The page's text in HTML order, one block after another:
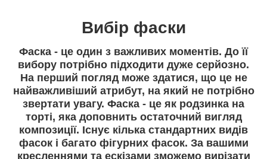
Вибір фаски
Фаска - це один з важливих моментів. До її
вибору потрібно підходити дуже серйозно.
На перший погляд може здатися, що це не
найважливіший атрибут, на який не потрібно
звертати увагу. Фаска - це як родзинка на
торті, яка доповнить остаточний вигляд
композиції. Існує кілька стандартних видів
фасок і багато фігурних фасок. За вашими
кресленнями та ескізами зможемо вирізати